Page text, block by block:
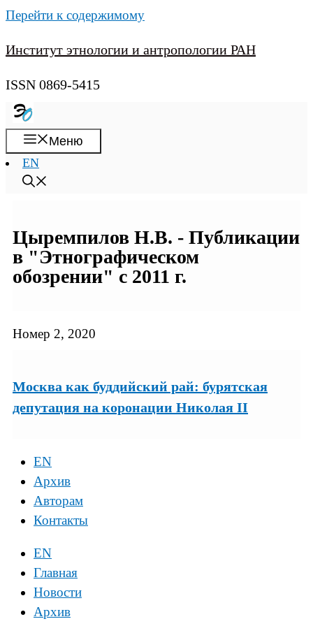
Перейти к содержимому
Институт этнологии и антропологии РАН
ISSN 0869-5415
Меню
EN
Цыремпилов Н.В. - Публикации
в "Этнографическом
обозрении" с 2011 г.
Номер 2, 2020
Москва как буддийский рай: бурятская
депутация на коронации Николая II
EN
Архив
Авторам
Контакты
EN
Главная
Новости
Архив